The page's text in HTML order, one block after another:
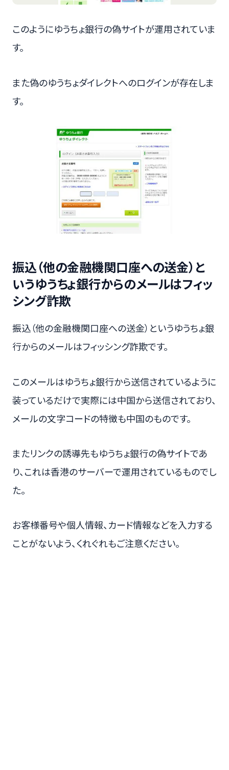
このようにゆうちょ銀行の偽サイトが運用されていま
す。
また偽のゆうちょダイレクトへのログインが存在しま
す。
振込（他の金融機関口座への送金）と
いうゆうちょ銀行からのメールはフィッ
シング詐欺
振込（他の金融機関口座への送金）というゆうちょ銀
行からのメールはフィッシング詐欺です。
このメールはゆうちょ銀行から送信されているように
装っているだけで実際には中国から送信されており、
メールの文字コードの特徴も中国のものです。
またリンクの誘導先もゆうちょ銀行の偽サイトであ
り、これは香港のサーバーで運用されているものでし
た。
お客様番号や個人情報、カード情報などを入力する
ことがないよう、くれぐれもご注意ください。